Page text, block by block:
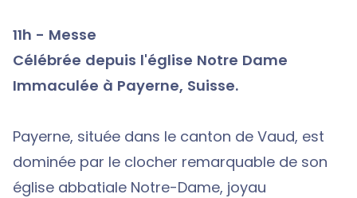
11h - Messe
Célébrée depuis l'église Notre Dame
Immaculée à Payerne, Suisse.
Payerne, située dans le canton de Vaud, est
dominée par le clocher remarquable de son
église abbatiale Notre-Dame, joyau